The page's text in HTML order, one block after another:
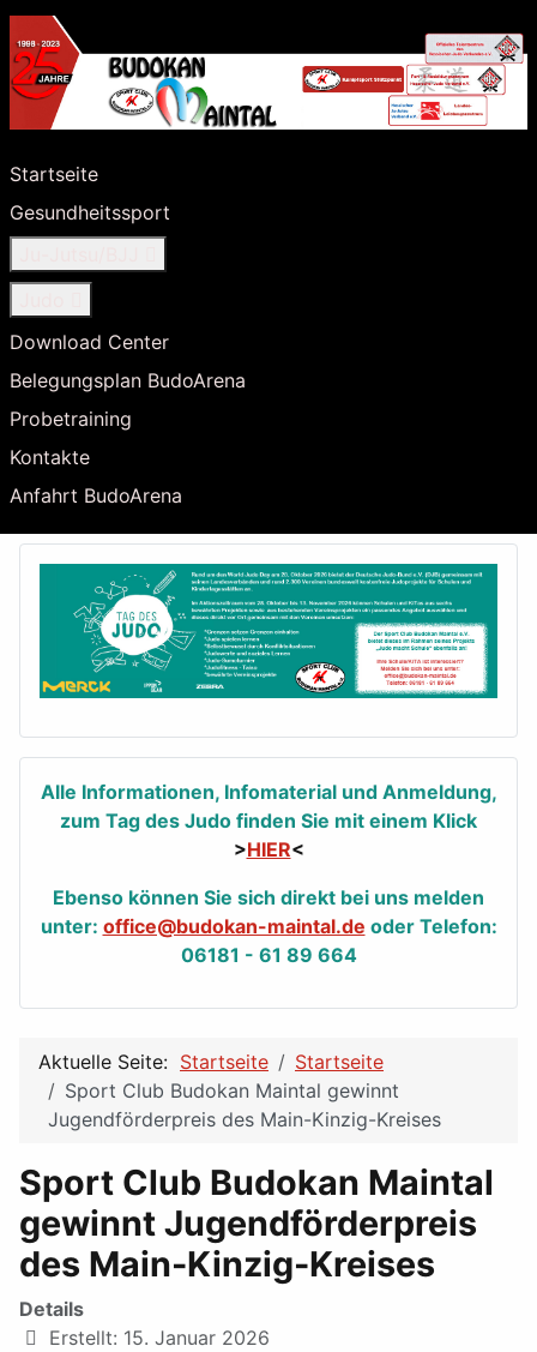
Startseite
Gesundheitssport
Download Center
Belegungsplan BudoArena
Probetraining
Kontakte
Anfahrt BudoArena
Alle Informationen, Infomaterial und Anmeldung,
zum Tag des Judo finden Sie mit einem Klick
>HIER<
Ebenso können Sie sich direkt bei uns melden
unter: office@budokan-maintal.de oder Telefon:
06181 - 61 89 664
Aktuelle Seite: Startseite
Startseite
Sport Club Budokan Maintal gewinnt
Jugendförderpreis des Main-Kinzig-Kreises
Sport Club Budokan Maintal
gewinnt Jugendförderpreis
des Main-Kinzig-Kreises
Details
Erstellt: 15. Januar 2026